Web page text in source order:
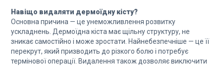
Навіщо видаляти дермоїдну кісту?
Основна причина — це унеможливлення розвитку
ускладнень. Дермоїдна кіста має щільну структуру, не
зникає самостійно і може зростати. Найнебезпечніше — це її
перекрут, який призводить до різкого болю і потребує
термінової операції. Видалення також дозволяє виключити